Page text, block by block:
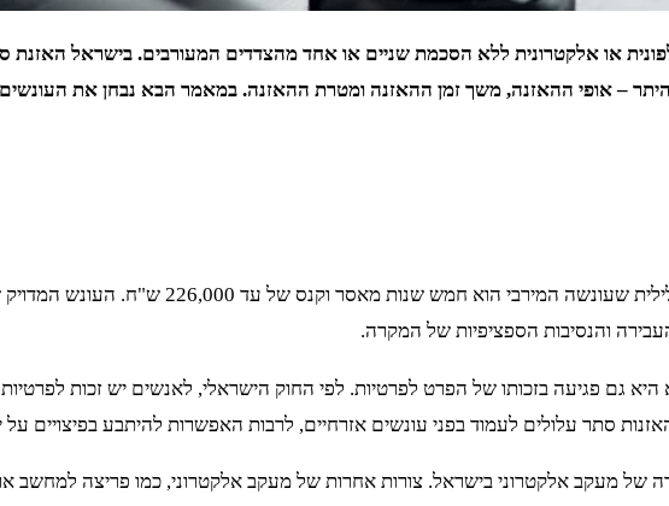
או אלקטרונית ללא הסכמת שניים או אחד מהצדדים המעורבים. בישראל האזנת
– אופי ההאזנה, משך זמן ההאזנה ומטרת ההאזנה. במאמר הבא נבחן את
לפי החוק הישראלי, האזנת סתר היא עבירה
והנסיבות הספציפיות של המקרה.
גם פגיעה בזכותו של הפרט לפרטיות. לפי החוק הישראלי, לאנשים יש זכות
סתר עלולים לעמוד בפני עונשים אזרחיים, לרבות האפשרות להיתבע בפיצויים על
של מעקב אלקטרוני בישראל. צורות אחרות של מעקב אלקטרוני, כמו פריצה למחשב או